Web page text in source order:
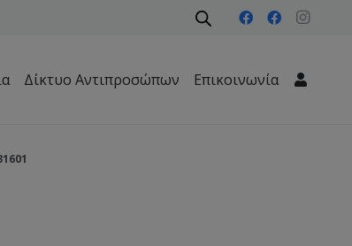
Δίκτυο Αντιπροσώπων Επικοινωνία